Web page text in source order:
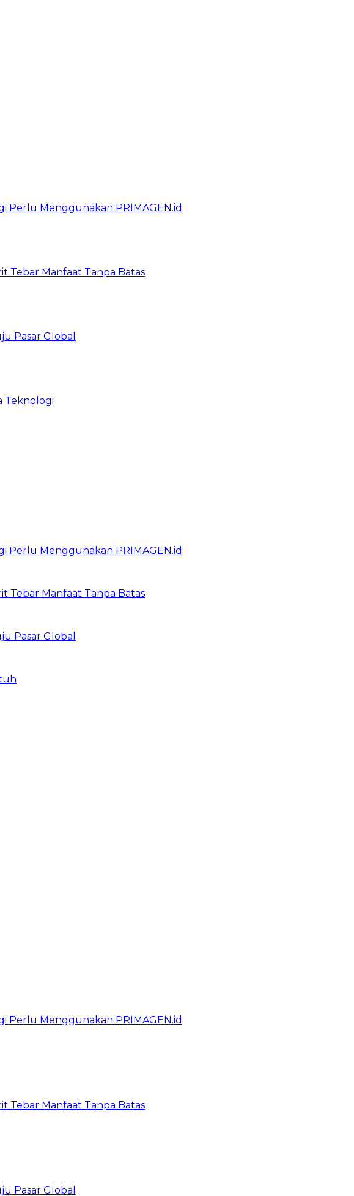
Perlu Menggunakan PRIMAGEN.id
Tebar Manfaat Tanpa Batas
Pasar Global
Teknologi
Perlu Menggunakan PRIMAGEN.id
Tebar Manfaat Tanpa Batas
Pasar Global
Perlu Menggunakan PRIMAGEN.id
Tebar Manfaat Tanpa Batas
Pasar Global